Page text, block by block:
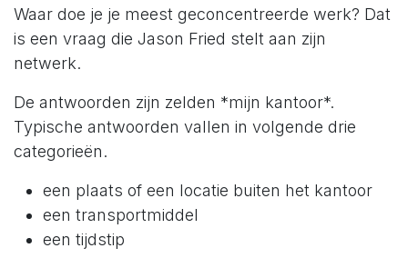
Waar doe je je meest geconcentreerde werk? Dat
is een vraag die Jason Fried stelt aan zijn
netwerk.
De antwoorden zijn zelden *mijn kantoor*.
Typische antwoorden vallen in volgende drie
categorieën.
een plaats of een locatie buiten het kantoor
een transportmiddel
een tijdstip